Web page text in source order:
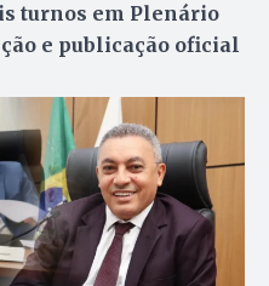
turnos em Plenário
e publicação oficial